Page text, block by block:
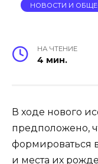
НОВОСТИ И
НА ЧТЕНИЕ
4 мин.
В ходе нового
предположено,
формироваться
и места их